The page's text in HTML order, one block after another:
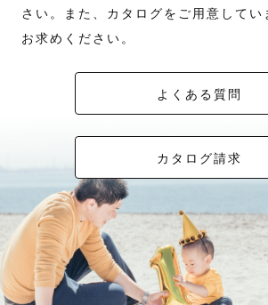
さい。また、カタログをご用意してい
お求めください。
よくある質問
カタログ請求